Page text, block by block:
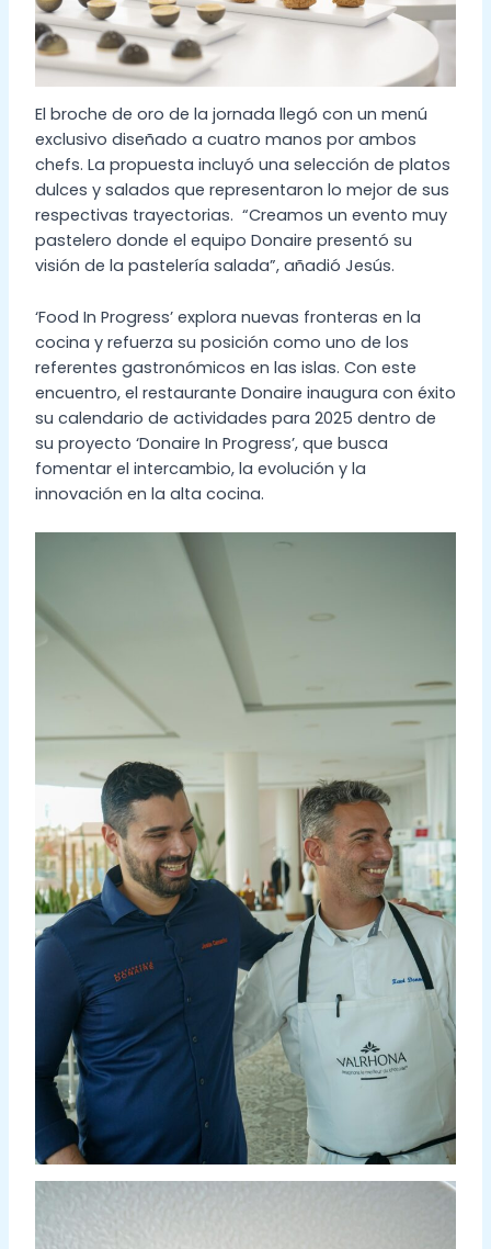
El broche de oro de la jornada llegó con un menú
exclusivo diseñado a cuatro manos por ambos
chefs. La propuesta incluyó una selección de platos
dulces y salados que representaron lo mejor de sus
respectivas trayectorias. “Creamos un evento muy
pastelero donde el equipo Donaire presentó su
visión de la pastelería salada”, añadió Jesús.
‘Food In Progress’ explora nuevas fronteras en la
cocina y refuerza su posición como uno de los
referentes gastronómicos en las islas. Con este
encuentro, el restaurante Donaire inaugura con éxito
su calendario de actividades para 2025 dentro de
su proyecto ‘Donaire In Progress’, que busca
fomentar el intercambio, la evolución y la
innovación en la alta cocina.